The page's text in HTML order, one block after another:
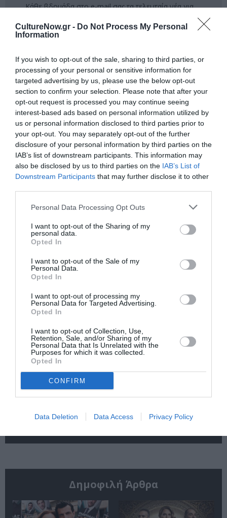
CultureNow.gr - Do Not Process My Personal
Information
If you wish to opt-out of the sale, sharing to third parties, or
processing of your personal or sensitive information for
targeted advertising by us, please use the below opt-out
section to confirm your selection. Please note that after your
opt-out request is processed you may continue seeing
interest-based ads based on personal information utilized by
us or personal information disclosed to third parties prior to
your opt-out. You may separately opt-out of the further
disclosure of your personal information by third parties on the
IAB’s list of downstream participants. This information may
also be disclosed by us to third parties on the IAB’s List of
Downstream Participants that may further disclose it to other
Personal Data Processing Opt Outs
I want to opt-out of the Sharing of my
personal data.
Opted In
I want to opt-out of the Sale of my
Personal Data.
Opted In
I want to opt-out of processing my
Personal Data for Targeted Advertising.
Opted In
I want to opt-out of Collection, Use,
Retention, Sale, and/or Sharing of my
Personal Data that Is Unrelated with the
Purposes for which it was collected.
Opted In
CONFIRM
Data Deletion Data Access Privacy Policy
Κάθε βδομάδα στο e-mail σας τα τελευταία νέα για
Ακολουθήστε το Culturenow.gr
Σχετικά Άρθρα
O κύριος Βρομύλος,
του Ντέιβιντ
Ουάλιαμς σε
Δημήτρη Δεγαΐτη
στο 12ο Διεθνές
Φεστιβάλ Άνδρου
Τα Στενά
Παπούτσια, της
Αθανασίας
Καλογιάννη στον
Παράξενος βυθός –
Ο Ψαράς ο
Ποσειδώνας & η
Καφαντόγια στη
Μια φορά και ένας
Θέατρο Σαλαμίνας
Δημοφιλή Άρθρα